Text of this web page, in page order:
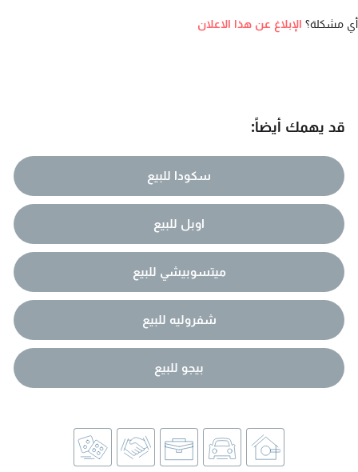
أي مشكلة؟ الإبلاغ عن هذا الاعلان
قد يهمك أيضاً:
سكودا للبيع
اوبل للبيع
ميتسوبيشي للبيع
شفروليه للبيع
بيجو للبيع